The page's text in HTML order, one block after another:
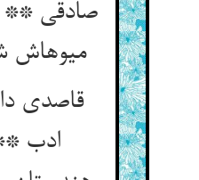
صادقی **
میوه‏اش
قاصدی
ادب